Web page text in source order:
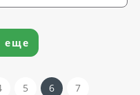
еще
5 6 7